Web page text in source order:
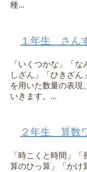
種...
１年生 さん
「いくつかな」「
しざん」「ひきざん
を用いた数量の表現
いきます。...
２年生 算数
「時こくと時間」
算のひっ算」「かけ